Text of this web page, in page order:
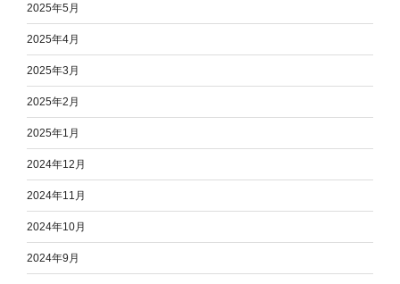
2025年5月
2025年4月
2025年3月
2025年2月
2025年1月
2024年12月
2024年11月
2024年10月
2024年9月